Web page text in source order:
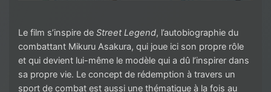
Le film s’inspire de Street Legend, l’autobiographie du
combattant Mikuru Asakura, qui joue ici son propre rôle
et qui devient lui-même le modèle qui a dû l’inspirer dans
sa propre vie. Le concept de rédemption à travers un
sport de combat est aussi une thématique à la fois au